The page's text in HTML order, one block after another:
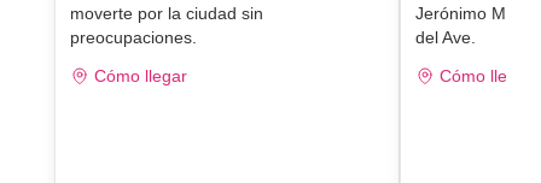
moverte por la ciudad sin
preocupaciones.
Cómo llegar
Jerónimo
del Ave.
Cómo llegar